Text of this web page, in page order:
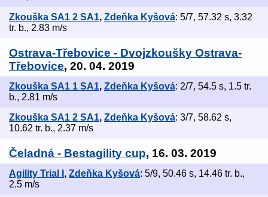
Zkouška SA1 2 SA1, Zdeňka Kyšová: 5/7, 57.32 s, 3.32
tr. b., 2.83 m/s
Ostrava-Třebovice - Dvojzkoušky Ostrava-
Třebovice, 20. 04. 2019
Zkouška SA1 1 SA1, Zdeňka Kyšová: 2/7, 54.5 s, 1.5 tr.
b., 2.81 m/s
Zkouška SA1 2 SA1, Zdeňka Kyšová: 3/7, 58.62 s,
10.62 tr. b., 2.37 m/s
Čeladná - Bestagility cup, 16. 03. 2019
Agility Trial I , Zdeňka Kyšová: 5/9, 50.46 s, 14.46 tr. b.,
2.5 m/s